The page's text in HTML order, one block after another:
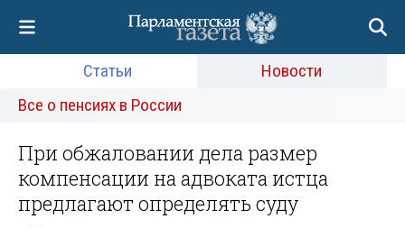
Статьи
Новости
Все о пенсиях в России
При обжаловании дела размер
компенсации на адвоката истца
предлагают определять суду